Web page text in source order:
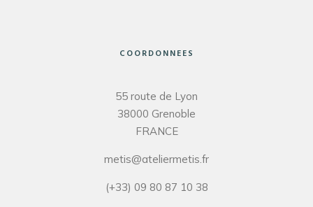
COORDONNEES
55 route de Lyon
38000 Grenoble
FRANCE
metis@ateliermetis.fr
(+33) 09 80 87 10 38